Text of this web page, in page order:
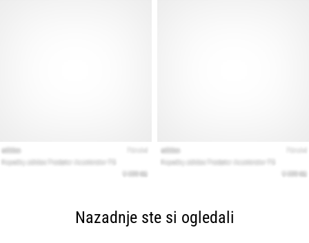
Nazadnje ste si ogledali